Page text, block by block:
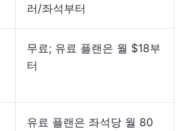
러/좌석부터
무료; 유료 플랜은 월 $18부
터
유료 플랜은 좌석당 월 80